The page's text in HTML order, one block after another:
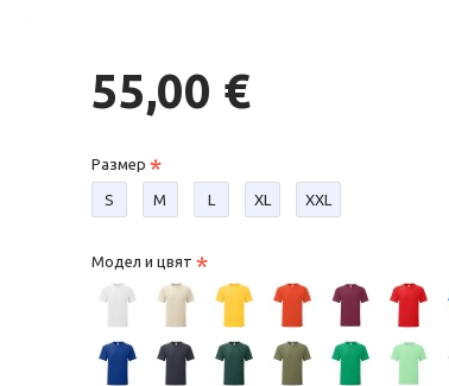
55,00 €
Размер
S М L XL XXL
Модел и цвят